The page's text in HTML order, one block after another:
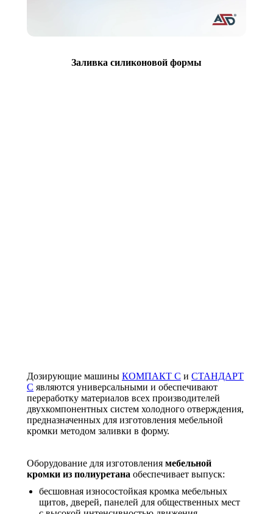
Заливка силиконовой формы
Дозирующие машины КОМПАКТ С и СТАНДАРТ
С являются универсальными и обеспечивают
переработку материалов всех производителей
двухкомпонентных систем холодного отверждения,
предназначенных для изготовления мебельной
кромки методом заливки в форму.
Оборудование для изготовления мебельной
кромки из полиуретана обеспечивает выпуск:
бесшовная износостойкая кромка мебельных
щитов, дверей, панелей для общественных мест